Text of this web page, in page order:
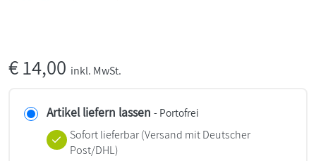
€14,00 inkl. MwSt.
Artikel liefern lassen - Portofrei
Sofort lieferbar(Versand mit Deutscher
Post/DHL)